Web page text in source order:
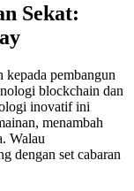
Sekat:
pembangun
blockchain dan
inovatif ini
menambah
Walau
dengan set cabaran